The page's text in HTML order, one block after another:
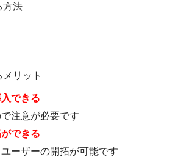
方法
リット
できる
注意が必要です
できる
ーザーの開拓が可能です